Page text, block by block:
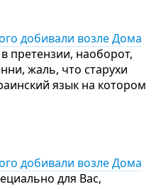
добивали возле Дома
претензии, наоборот,
жаль, что старухи
язык на котором
добивали возле Дома
для Вас,